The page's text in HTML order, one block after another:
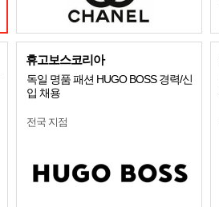
휴고보스코리아
독일 명품 패션 HUGO BOSS 경력/신
입 채용
전국 지점